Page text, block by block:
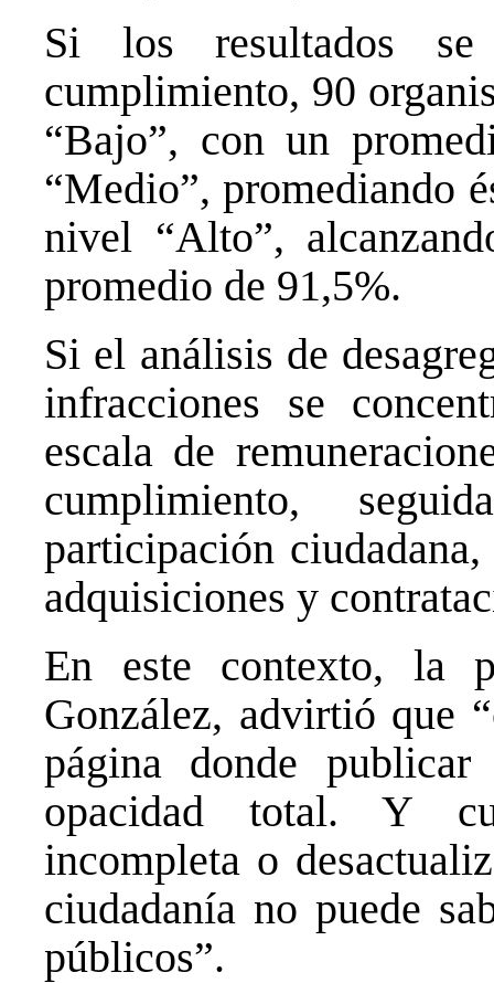
Si los resultados
cumplimiento, 90
“Bajo”, con un
“Medio”, promediando
nivel “Alto”,
promedio de 91,5%.
Si el análisis de
infracciones se
escala de
cumplimiento,
participación
adquisiciones y
En este contexto, la
González, advirtió que
página donde
opacidad total. Y
incompleta o
ciudadanía no puede
públicos”.